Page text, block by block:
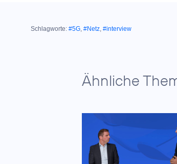
Schlagworte: #5G, #Netz, #interview
Ähnliche